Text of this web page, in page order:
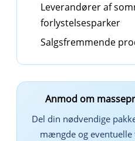
Leverandører af
forlystelsesparker
Salgsfremmende
Anmod om
Del din nødvendige
mængde og eventuelle